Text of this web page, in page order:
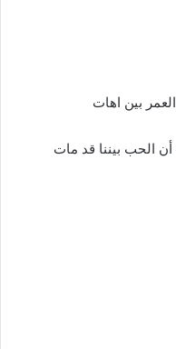
بين اهات
الحب بيننا قد مات